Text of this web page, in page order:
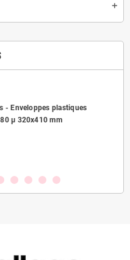
- Enveloppes plastiques
µ 320x410 mm